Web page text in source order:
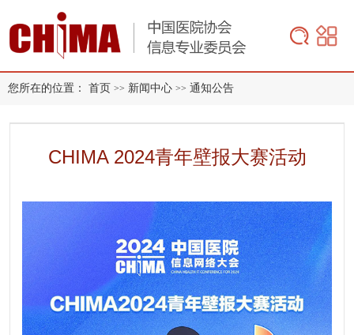
您所在的位置： 首页 >> 新闻中心 >> 通知公告
CHIMA 2024青年壁报大赛活动